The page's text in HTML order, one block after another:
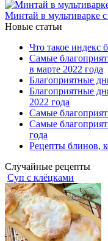
Минтай в мультиварке
Новые статьи
Что такое индекс
Самые
в марте 2022 года
Благоприятные
Благоприятные
2022 года
Самые
Самые
года
Рецепты блинов,
Случайные рецепты
Суп с клёцками